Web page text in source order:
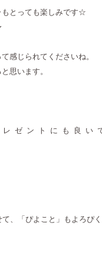
ても楽しみです☆
れてくださいね。
ます。
切
レゼント
て、「ぴよこと」もよろぴ